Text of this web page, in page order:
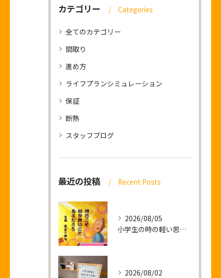
カテゴリー Categories
全てのカテゴリー
間取り
進め方
ライフプランシミュレーション
保証
断熱
スタッフブログ
最近の投稿 Recent Posts
2026/08/05
小学生の時の軽い思い出話し
2026/08/02